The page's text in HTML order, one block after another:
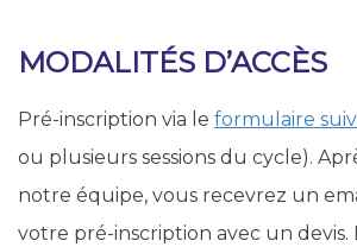
MODALITÉS D’ACCÈS
Pré-inscription via le formulaire
ou plusieurs sessions du cycle).
notre équipe, vous recevrez un
votre pré-inscription avec un devis.